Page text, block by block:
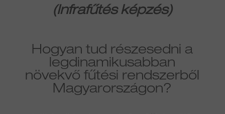
(Infrafűtésképzés)
Hogyan tud részesedni a
legdinamikusabban
növekvő fűtési rendszerből
Magyarországon?